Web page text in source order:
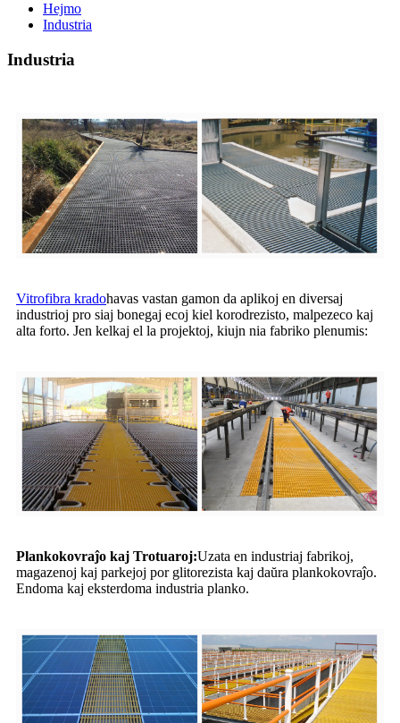
Hejmo
Industria
Industria
Vitrofibra kradohavas vastan gamon da aplikoj en diversaj
industrioj pro siaj bonegaj ecoj kiel korodrezisto, malpezeco kaj
alta forto. Jen kelkaj el la projektoj, kiujn nia fabriko plenumis:
Plankokovraĵo kaj Trotuaroj:Uzata en industriaj fabrikoj,
magazenoj kaj parkejoj por glitorezista kaj daŭra plankokovraĵo.
Endoma kaj eksterdoma industria planko.